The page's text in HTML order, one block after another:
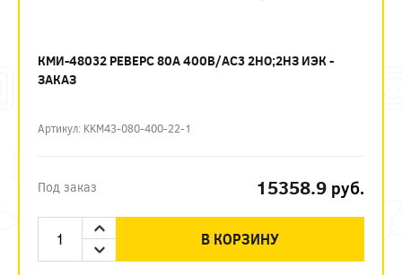
КМИ-48032 РЕВЕРС 80А 400В/АС3 2НО;2НЗ ИЭК -
ЗАКАЗ
Артикул: KKM43-080-400-22-1
Под заказ 15358.9 руб.
В КОРЗИНУ